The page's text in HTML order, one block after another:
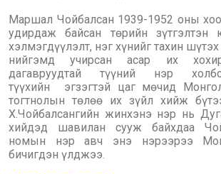
Маршал Чойбалсан 1939-1952 оны
удирдаж байсан төрийн
хэлмэгдүүлэлт, нэг хүнийг тахин
нийгэмд учирсан асар их
дагавруудтай түүний нэр
түүхийн эгзэгтэй цаг мөчид
тогтнолын төлөө их зүйл хийж
Х.Чойбалсангийн жинхэнэ нэр нь
хийдэд шавилан сууж байхдаа
номын нэр авч энэ нэрээрээ
бичигдэн үлджээ.